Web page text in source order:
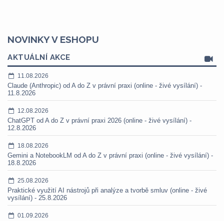
NOVINKY V ESHOPU
AKTUÁLNÍ AKCE
11.08.2026
Claude (Anthropic) od A do Z v právní praxi (online - živé vysílání) -
11.8.2026
12.08.2026
ChatGPT od A do Z v právní praxi 2026 (online - živé vysílání) -
12.8.2026
18.08.2026
Gemini a NotebookLM od A do Z v právní praxi (online - živé vysílání) -
18.8.2026
25.08.2026
Praktické využití AI nástrojů při analýze a tvorbě smluv (online - živé
vysílání) - 25.8.2026
01.09.2026